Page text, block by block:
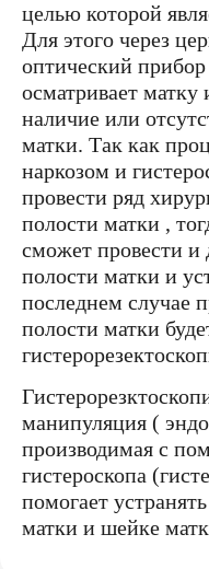
целью которой
Для этого через
оптический
осматривает матку
наличие или
матки. Так как
наркозом и
провести ряд
полости матки ,
сможет провести и
полости матки и
последнем случае
полости матки
манипуляция (
производимая с
гистероскопа
помогает
матки и шейке